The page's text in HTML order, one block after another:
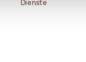
Dienste